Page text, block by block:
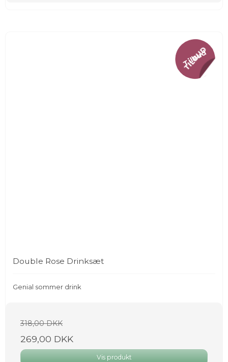
Tilbud
Double Rose Drinksæt
Genial sommer drink
318,00 DKK
269,00 DKK
Vis produkt